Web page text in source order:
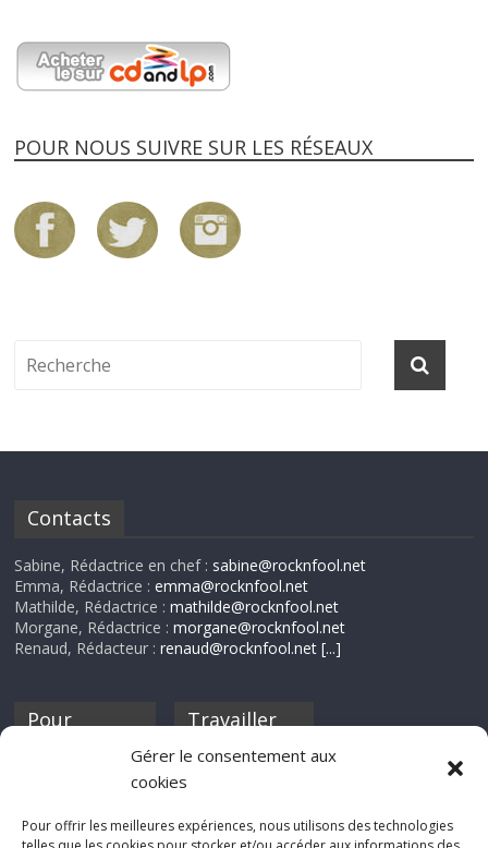
Gérer le consentement aux
cookies
Pour offrir les meilleures expériences, nous utilisons des technologies
POUR NOUS SUIVRE SUR LES RÉSEAUX
Contacts
Sabine, Rédactrice en chef : sabine@rocknfool.net
Emma, Rédactrice :emma@rocknfool.net
Mathilde, Rédactrice :mathilde@rocknfool.net
Morgane, Rédactrice :morgane@rocknfool.net
Renaud, Rédacteur :renaud@rocknfool.net [...]
Pour
discothèque
Travailler
Si tu souhaites
Rocknfool, n'hésite